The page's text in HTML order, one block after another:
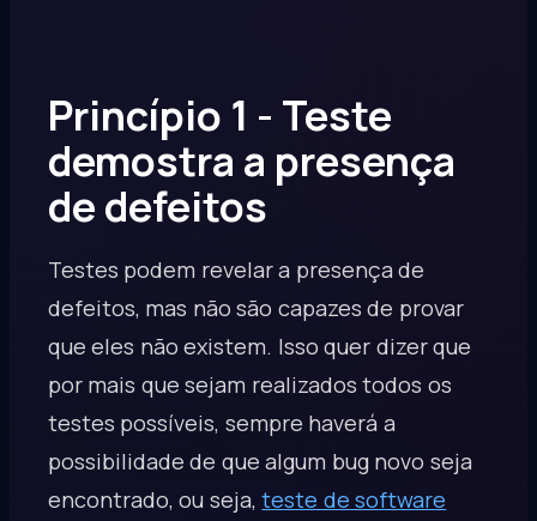
Princípio 1 - Teste
demostra a presença
de defeitos
Testes podem revelar a presença de
defeitos, mas não são capazes de provar
que eles não existem. Isso quer dizer que
por mais que sejam realizados todos os
testes possíveis, sempre haverá a
possibilidade de que algum bug novo seja
encontrado, ou seja,teste de software